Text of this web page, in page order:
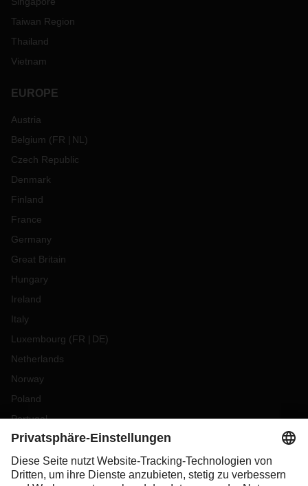
Taiwan Region
Thailand
Vietnam
EUROPE
Austria
Belgium (FR NL )
Czech Republic
Denmark
Finland
France
Germany
Great Britain
Hungary
Ireland
Italy
Luxembourg (FR DE)
Netherlands
Norway
Poland
Portugal
Romania
Slovakia
Spain